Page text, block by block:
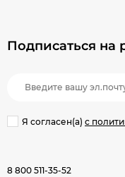
Подписаться на
Я согласен(a) с
8 800 511-35-52